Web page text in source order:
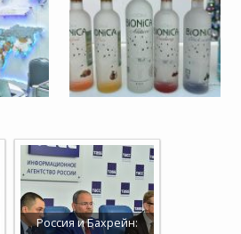
Россия и Бахрейн: